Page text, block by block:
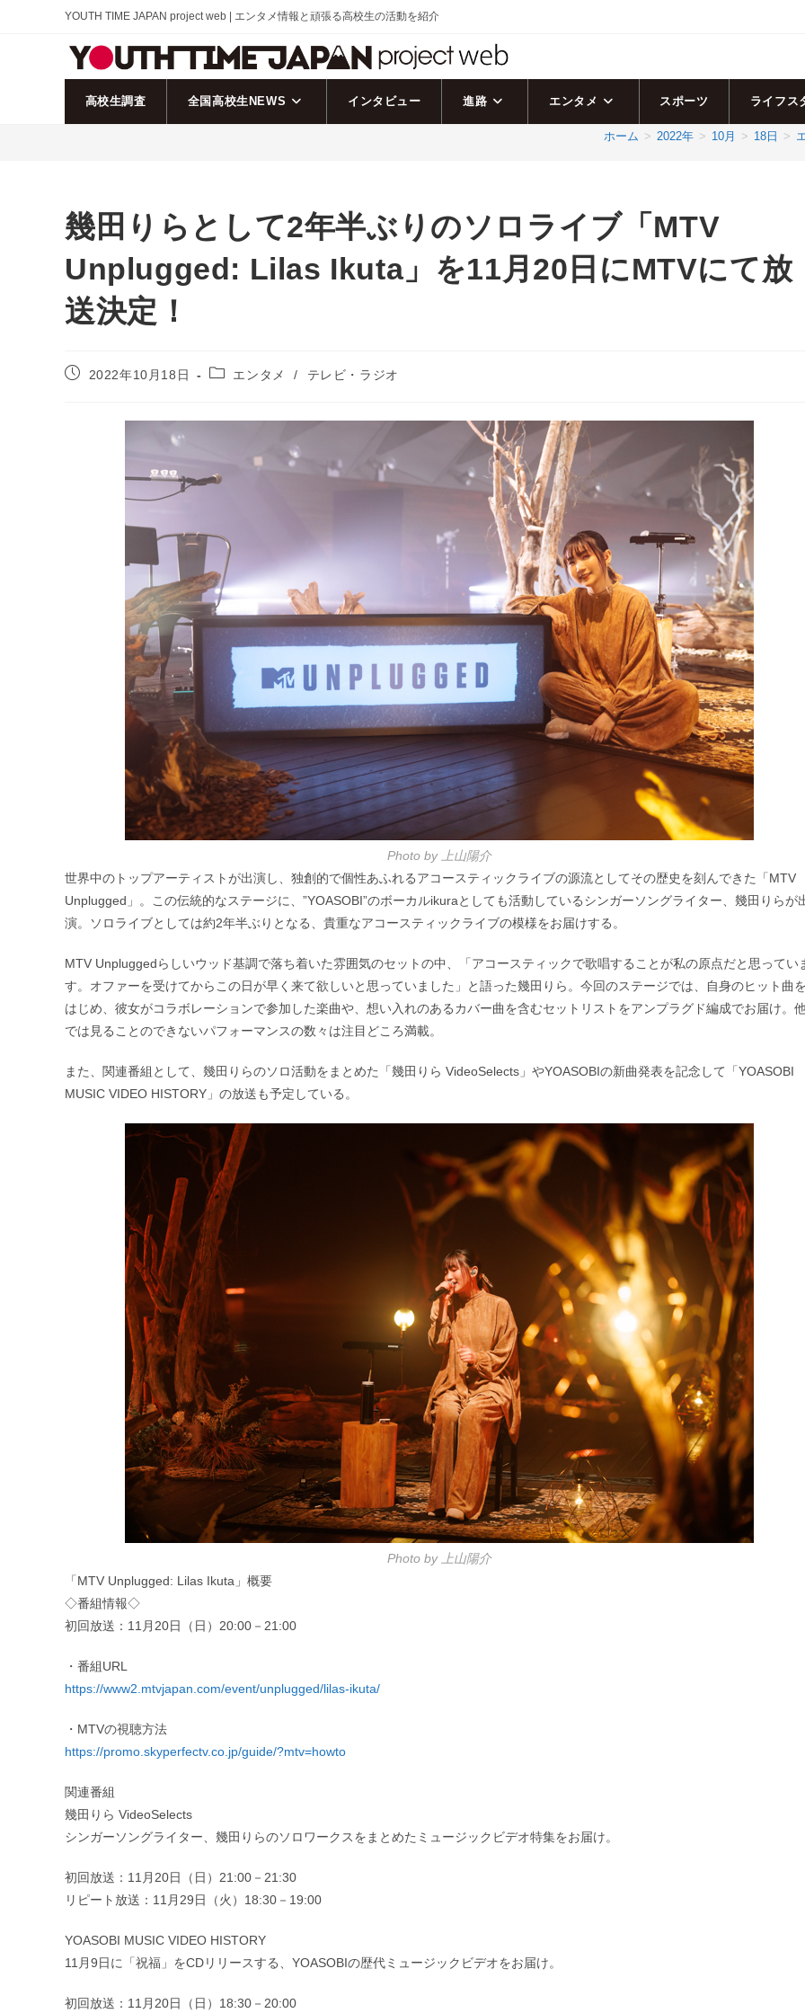
YOUTH TIME JAPAN project web | エンタメ情報と頑張る高校生の活動を紹介
高校生調査 全国高校生NEWS インタビュー 進路 エンタメ スポーツ ライフス
ホーム > 2022年 > 10月 > 18日 >
幾田りらとして2年半ぶりのソロライブ「MTV
Unplugged: Lilas Ikuta」を11月20日にMTVにて放
送決定！
投
2022年10月18日
投
テ
ー:
エンタメ / テレビ・ラジオ
Photo by 上山陽介
世界中のトップアーティストが出演し、独創的で個性あふれるアコースティックライブの源流としてその歴史を刻んできた「MTV
Unplugged」。この伝統的なステージに、”YOASOBI”のボーカルikuraとしても活動しているシンガーソングライター、幾田りらが
演。ソロライブとしては約2年半ぶりとなる、貴重なアコースティックライブの模様をお届けする。
MTV Unpluggedらしいウッド基調で落ち着いた雰囲気のセットの中、「アコースティックで歌唱することが私の原点だと思ってい
す。オファーを受けてからこの日が早く来て欲しいと思っていました」と語った幾田りら。今回のステージでは、自身のヒット曲を
はじめ、彼女がコラボレーションで参加した楽曲や、想い入れのあるカバー曲を含むセットリストをアンプラグド編成でお届け。
では見ることのできないパフォーマンスの数々は注目どころ満載。
また、関連番組として、幾田りらのソロ活動をまとめた「幾田りら VideoSelects」やYOASOBIの新曲発表を記念して「YOASOBI
MUSIC VIDEO HISTORY」の放送も予定している。
Photo by 上山陽介
「MTV Unplugged: Lilas Ikuta」概要
◇番組情報◇
初回放送：11月20日（日）20:00－21:00
・番組URL
https://www2.mtvjapan.com/event/unplugged/lilas-ikuta/
・MTVの視聴方法
https://promo.skyperfectv.co.jp/guide/?mtv=howto
関連番組
幾田りら VideoSelects
シンガーソングライター、幾田りらのソロワークスをまとめたミュージックビデオ特集をお届け。
初回放送：11月20日（日）21:00－21:30
リピート放送：11月29日（火）18:30－19:00
YOASOBI MUSIC VIDEO HISTORY
11月9日に「祝福」をCDリリースする、YOASOBIの歴代ミュージックビデオをお届け。
初回放送：11月20日（日）18:30－20:00